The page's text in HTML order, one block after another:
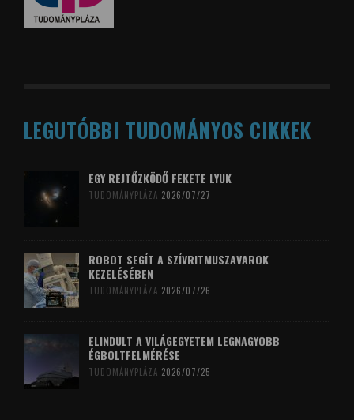
LEGUTÓBBI TUDOMÁNYOS CIKKEK
EGY REJTŐZKÖDŐ FEKETE LYUK
TUDOMÁNYPLÁZA 2026/07/27
ROBOT SEGÍT A SZÍVRITMUSZAVAROK
KEZELÉSÉBEN
TUDOMÁNYPLÁZA 2026/07/26
ELINDULT A VILÁGEGYETEM LEGNAGYOBB
ÉGBOLTFELMÉRÉSE
TUDOMÁNYPLÁZA 2026/07/25